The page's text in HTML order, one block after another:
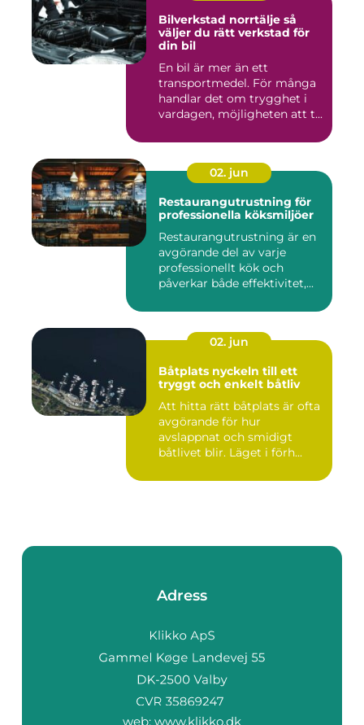
Bilverkstad norrtälje så
väljer du rätt verkstad för
din bil
En bil är mer än ett
transportmedel. För många
handlar det om trygghet i
vardagen, möjligheten att t...
02. jun
Restaurangutrustning för
professionella köksmiljöer
Restaurangutrustning är en
avgörande del av varje
professionellt kök och
påverkar både effektivitet,...
02. jun
Båtplats nyckeln till ett
tryggt och enkelt båtliv
Att hitta rätt båtplats är ofta
avgörande för hur
avslappnat och smidigt
båtlivet blir. Läget i förh...
Adress
web: www.klikko.dk